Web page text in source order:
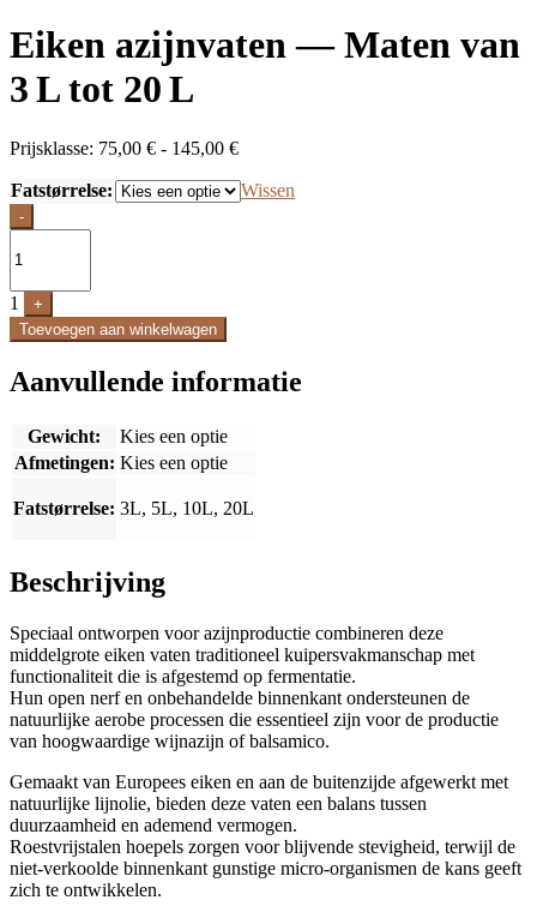
Eiken azijnvaten — Maten van
3 L tot 20 L
Prijsklasse: 75,00 € - 145,00 €Prijsklasse:
tot
Fatstørrelse:
Wissen
Quantity
-
1
+
Toevoegen aan winkelwagen
Aanvullende informatie
Gewicht:
Kies een optie
Afmetingen: Kies een optie
Fatstørrelse: 3L, 5L, 10L, 20L
Beschrijving
Speciaal ontworpen voor azijnproductie combineren deze
middelgrote eiken vaten traditioneel kuipersvakmanschap met
functionaliteit die is afgestemd op fermentatie.
Hun open nerf en onbehandelde binnenkant ondersteunen de
natuurlijke aerobe processen die essentieel zijn voor de productie
van hoogwaardige wijnazijn of balsamico.
Gemaakt van Europees eiken en aan de buitenzijde afgewerkt met
natuurlijke lijnolie, bieden deze vaten een balans tussen
duurzaamheid en ademend vermogen.
Roestvrijstalen hoepels zorgen voor blijvende stevigheid, terwijl de
niet-verkoolde binnenkant gunstige micro-organismen de kans geeft
zich te ontwikkelen.